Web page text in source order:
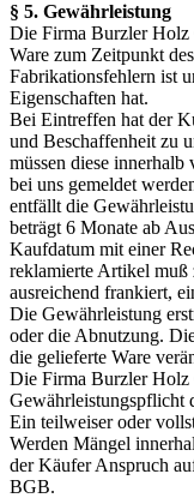
§ 5. Gewährleistung
Die Firma Burzler Holz
Ware zum Zeitpunkt
Fabrikationsfehlern ist
Eigenschaften hat.
Bei Eintreffen hat der
und Beschaffenheit zu
müssen diese
bei uns gemeldet
entfällt die
beträgt 6 Monate ab
Kaufdatum mit einer
reklamierte Artikel muß
ausreichend frankiert,
Die Gewährleistung
oder die Abnutzung.
die gelieferte Ware
Die Firma Burzler Holz
Gewährleistungspflicht
Ein teilweiser oder
Werden Mängel
der Käufer Anspruch
BGB.